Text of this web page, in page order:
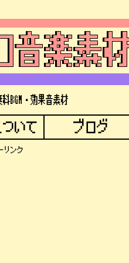
BGM・効果音素材
いて ブログ
リンク